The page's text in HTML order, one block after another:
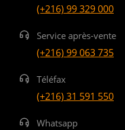
(+216) 99 329 000
Service après-vente
(+216) 99 063 735
Téléfax
(+216) 31 591 550
Whatsapp